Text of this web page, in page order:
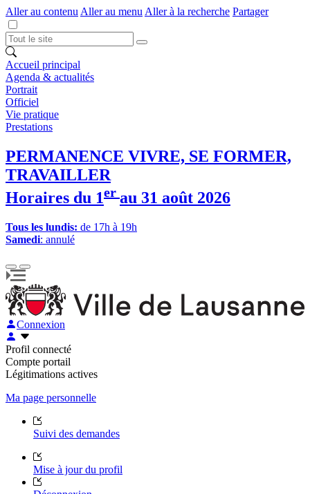
Aller au contenu Aller au menu Aller à la recherche Partager
Accueil principal
Agenda & actualités
Portrait
Officiel
Vie pratique
Prestations
PERMANENCE VIVRE, SE FORMER,
TRAVAILLER
Horaires du 1er au 31 août 2026
Tous les lundis: de 17h à 19h
Samedi: annulé
Connexion
Profil connecté
Compte portail
Légitimations actives
Ma page personnelle
Suivi des demandes
Mise à jour du profil